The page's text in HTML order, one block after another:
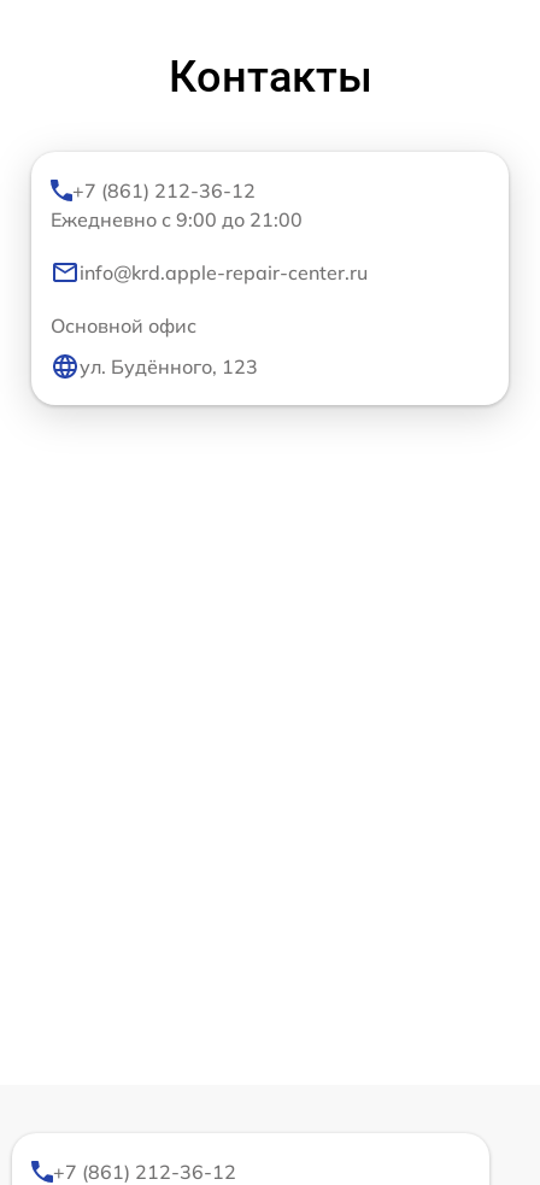
Контакты
+7 (861) 212-36-12
Ежедневно с 9:00 до 21:00
info@krd.apple-repair-center.ru
Основной офис
ул. Будённого, 123
+7 (861) 212-36-12